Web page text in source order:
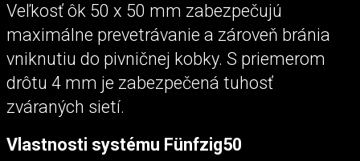
Veľkosť ôk 50 x 50 mm zabezpečujú
maximálne prevetrávanie a zároveň bránia
vniknutiu do pivničnej kobky. S priemerom
drôtu 4 mm je zabezpečená tuhosť
zváraných sietí.
Vlastnosti systému Fünfzig50